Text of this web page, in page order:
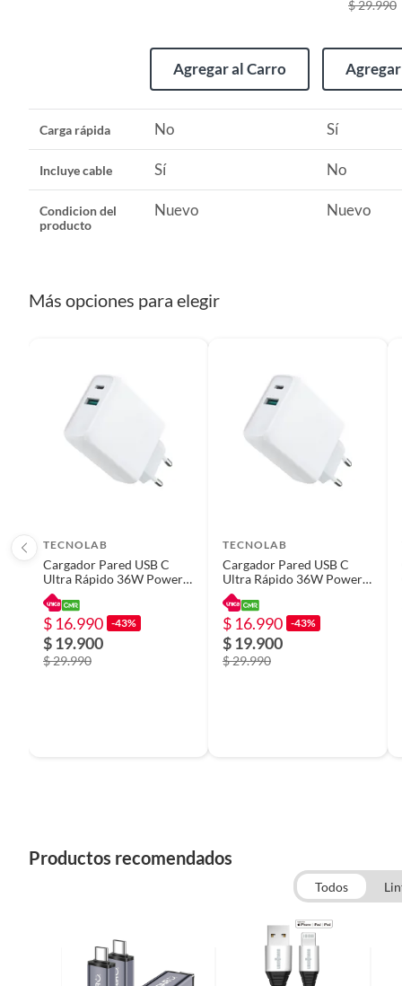
Número de puertos
Requiere IMEI
Carga rápida
Agregar al Carro
$ 29.990
Carga rápida No Sí
Incluye cable Sí No
Condicion del
producto
Nuevo Nuevo
Más opciones para elegir
TECNOLAB
Cargador Pared USB C
Ultra Rápido 36W Power
Delivery + USB
$ 16.990 -43%
$ 19.900
$ 29.990
TECNOLAB
Cargador Pared USB C
Ultra Rápido 36W Power
Delivery + USB
$ 16.990 -43%
$ 19.900
$ 29.990
Productos recomendados
Todos